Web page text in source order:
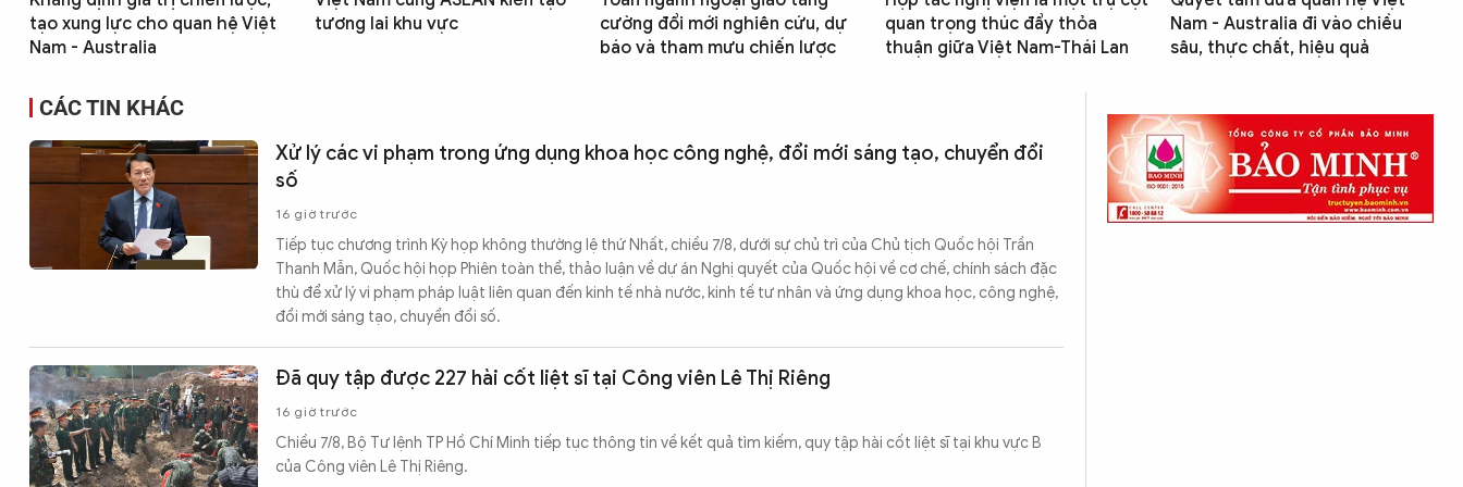
tạo xung lực cho quan hệ Việt
Nam - Australia
tương lai khu vực
cường đổi mới nghiên cứu, dự
báo và tham mưu chiến lược
quan trọng thúc đẩy thỏa
thuận giữa Việt Nam-Thái Lan
Nam - Australia đi vào chiều
sâu, thực chất, hiệu quả
CÁC TIN KHÁC
Xử lý các vi phạm trong ứng dụng khoa học công nghệ, đổi mới sáng tạo, chuyển đổi
số
16 giờ trước
Tiếp tục chương trình Kỳ họp không thường lệ thứ Nhất, chiều 7/8, dưới sự chủ trì của Chủ tịch Quốc hội Trần
Thanh Mẫn, Quốc hội họp Phiên toàn thể, thảo luận về dự án Nghị quyết của Quốc hội về cơ chế, chính sách đặc
thù để xử lý vi phạm pháp luật liên quan đến kinh tế nhà nước, kinh tế tư nhân và ứng dụng khoa học, công nghệ,
đổi mới sáng tạo, chuyển đổi số.
Đã quy tập được 227 hài cốt liệt sĩ tại Công viên Lê Thị Riêng
16 giờ trước
Chiều 7/8, Bộ Tư lệnh TP Hồ Chí Minh tiếp tục thông tin về kết quả tìm kiếm, quy tập hài cốt liệt sĩ tại khu vực B
của Công viên Lê Thị Riêng.